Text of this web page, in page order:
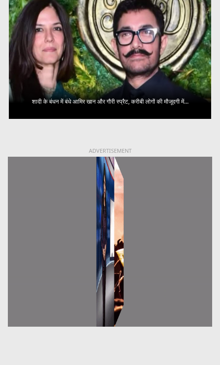
शादी के बंधन में बंधे आमिर खान और गौरी स्प्रैट, करीबी लोगों की मौजूदगी में...
ADVERTISEMENT